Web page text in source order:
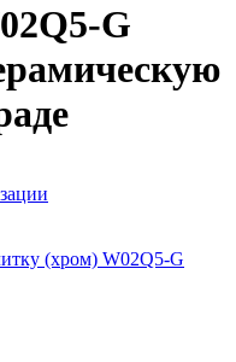
G
(хром) W02Q5-G